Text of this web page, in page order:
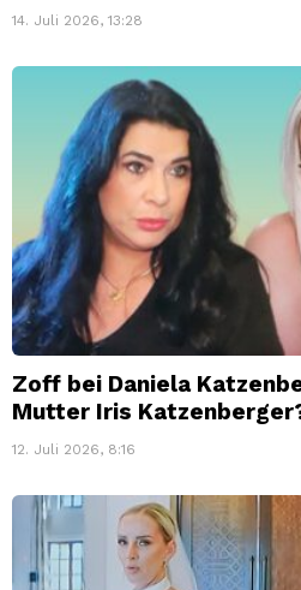
14. Juli 2026, 13:28
Zoff bei Daniela
Mutter Iris
12. Juli 2026, 8:16